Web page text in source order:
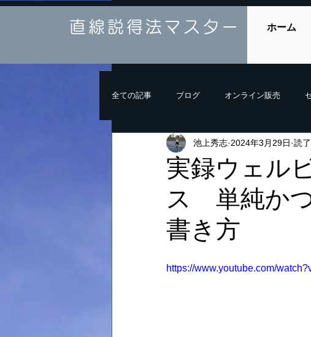
直線説得法マスター ホーム
全ての記事 ブログ オンライン販売
実録ウェル
ス 単純か
書き方
池上秀志 2024年3月29日 読
https://www.youtube.com/